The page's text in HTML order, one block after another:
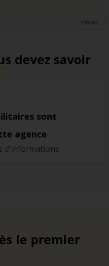
devez savoir
sont
agence
d'informations
le premier